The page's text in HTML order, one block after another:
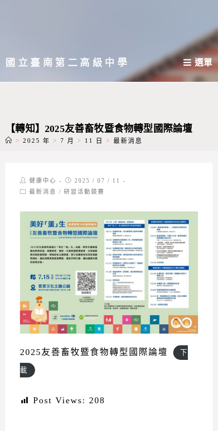
主國立臺南第二高級中學 選單
【轉知】2025友善畜牧暨食物轉型國際論壇
> 2025 年 > 7 月 > 11 日 > 最新消息
Post
author:
健康中心
Post
published:
2025 / 07 / 11
Post最新消息 / 研習活動競賽
2025友善畜牧暨食物轉型國際論壇 下
載
Post Views: 208